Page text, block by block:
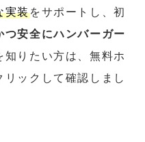
実装をサポートし、初
つ安全にハンバーガー
知りたい方は、無料ホ
ックして確認しまし